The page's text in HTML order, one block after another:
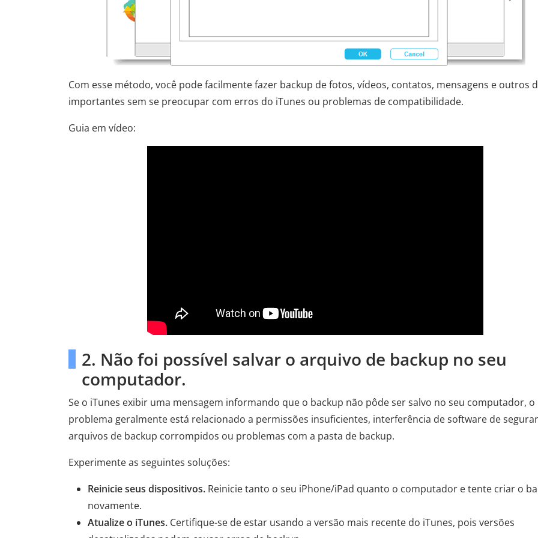
Com esse método, você pode facilmente fazer backup de fotos, vídeos, contatos, mensagens e outros
importantes sem se preocupar com erros do iTunes ou problemas de compatibilidade.
Guia em vídeo:
2. Não foi possível salvar o arquivo de backup no seu
computador.
Se o iTunes exibir uma mensagem informando que o backup não pôde ser salvo no seu computador, o
problema geralmente está relacionado a permissões insuficientes, interferência de software de
arquivos de backup corrompidos ou problemas com a pasta de backup.
Experimente as seguintes soluções:
Reinicie seus dispositivos. Reinicie tanto o seu iPhone/iPad quanto o computador e tente criar o
novamente.
Atualize o iTunes. Certifique-se de estar usando a versão mais recente do iTunes, pois versões